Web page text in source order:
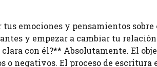
emociones y pensamientos
y empezar a cambiar tu
con él?** Absolutamente. El
negativos. El proceso de escritura